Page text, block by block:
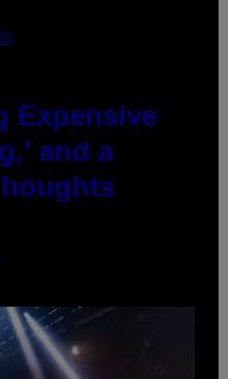
Expensive
and a